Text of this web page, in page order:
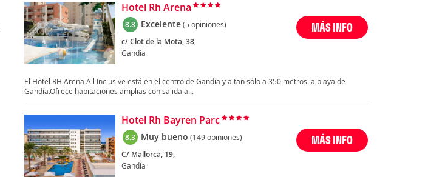
Hotel Rh Arena
8.8 Excelente(5 opiniones)
c/ Clot de la Mota, 38,
Gandía
MÁS INFO
El Hotel RH Arena All Inclusive está en el centro de Gandía y a tan sólo a 350 metros la playa de
Gandía.Ofrece habitaciones amplias con salida a...
Hotel Rh Bayren Parc
8.3 Muy bueno (149 opiniones)
C/ Mallorca, 19,
Gandía
MÁS INFO